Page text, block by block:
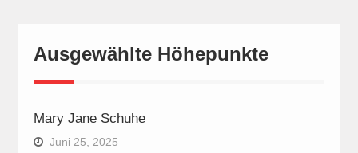
Ausgewählte Höhepunkte
Mary Jane Schuhe
Juni 25, 2025